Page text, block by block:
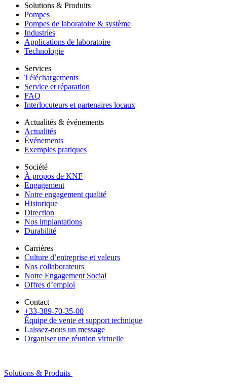
Solutions & Produits
Pompes
Pompes de laboratoire & système
Industries
Applications de laboratoire
Technologie
Services
Téléchargements
Service et réparation
FAQ
Interlocuteurs et partenaires locaux
Actualités & événements
Actualités
Événements
Exemples pratiques
Société
À propos de KNF
Engagement
Notre engagement qualité
Historique
Direction
Nos implantations
Durabilité
Carrières
Culture d’entreprise et valeurs
Nos collaborateurs
Notre Engagement Social
Offres d’emploi
Contact
+33-389-70-35-00
Équipe de vente et support technique
Laissez-nous un message
Organiser une réunion virtuelle
Solutions & Produits